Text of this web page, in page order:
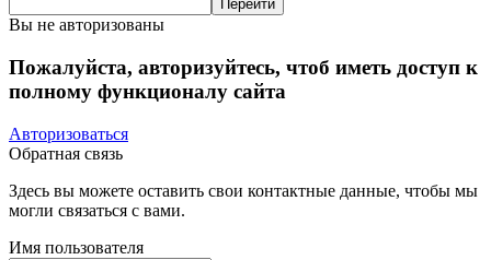
Вы не авторизованы
Пожалуйста, авторизуйтесь, чтоб иметь доступ к
полному функционалу сайта
Авторизоваться
Обратная связь
Здесь вы можете оставить свои контактные данные, чтобы мы
могли связаться с вами.
Имя пользователя